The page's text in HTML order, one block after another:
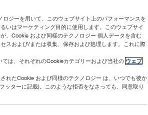
ジーを用いて、このウェブサイト上のパフォーマンスを
いはマーケティング目的に使用します。このウェブサイ
、Cookie および同様のテクノロジー 個人データを含む
スおよび/または収集、保存および処理します。これに際
は、それぞれのCookieカテゴリーおよび当社の ウェブ
れたCookie および同様のテクノロジー は、いつでも後か
ッターに記載)。このような拒否をなさっても、同意取り